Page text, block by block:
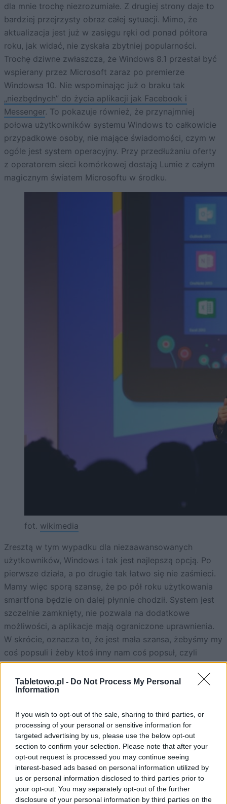
Tabletowo.pl - Do Not Process My Personal
Information
If you wish to opt-out of the sale, sharing to third parties, or
processing of your personal or sensitive information for
targeted advertising by us, please use the below opt-out
section to confirm your selection. Please note that after your
opt-out request is processed you may continue seeing
interest-based ads based on personal information utilized by
us or personal information disclosed to third parties prior to
your opt-out. You may separately opt-out of the further
disclosure of your personal information by third parties on the
dla mnie trochę niezrozumiałe. Z drugiej strony daje to
bardziej przejrzysty obraz całej sytuacji. Mimo, że
aktualizacja jest już w zasięgu ręki od ponad półtora
roku, jak widać, nie zyskała zbytniej popularności.
Trochę dziwne zwłaszcza, że Windows 8.1 przestał być
wspierany przez Microsoft zaraz po premierze
Windowsa 10. Nie wspominając już o braku tak
„niezbędnych” do życia aplikacji jak Facebook i
Messenger. To pokazuje również, że przynajmniej
połowa użytkowników systemu Windows to całkowicie
przypadkowe osoby, nie mające świadomości, czym w
ogóle jest system operacyjny. Przy przedłużaniu oferty
z operatorem sieci komórkowej dostają Lumie z całym
magicznym światem Microsoftu w środku.
fot. wikimedia
Zresztą w tym wypadku dla niezaawansowanych
użytkowników, Windows i tak jest najlepszą opcją. Po
pierwsze działa, a po drugie tak łatwo się nie zaśmieci.
Mamy więc sporą szansę, że po pół roku użytkowania
smartfona będzie on dalej płynnie chodził. System jest
szczelnie zamknięty, nie pozwala na dodatkowe
możliwości, a aplikacje mają ograniczone uprawnienia.
W skrócie, oznacza to, że jest mała szansa, żebyśmy my
coś popsuli i żeby ktoś inny nam coś popsuł, czyli
stworzył złośliwe oprogramowanie. Niestety, taki stan
rzeczy powoduje też, że aplikacje Windows mają
mniejsze możliwości niż te tworzone dla Androida czy
użytkownikach. Na polskim rynku korporacje oznaczone
plakietką „poważni gracze” coraz mniej interesują się
aplikacjami i ich aktualizacjami dla platformy Windows
Mobile. Większe firmy utrzymują aplikacje na Windowsa
ze względów wizerunkowych. W praktyce dopłacają do
ich utrzymania, a na ich brak pozwolić sobie nie mogą.
Jeżeli wziąć pod uwagę 10 największych banków w